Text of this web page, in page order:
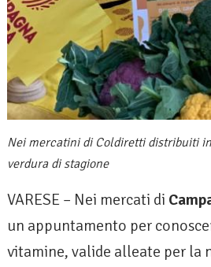
Nei mercatini di Coldiretti distribuiti
verdura di stagione
VARESE – Nei mercati di
un appuntamento per
vitamine, valide alleate per la